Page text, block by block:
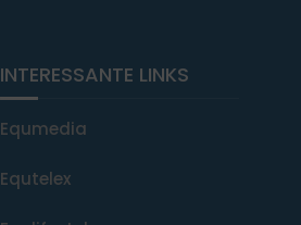
INTERESSANTE LINKS
Equmedia
Equtelex